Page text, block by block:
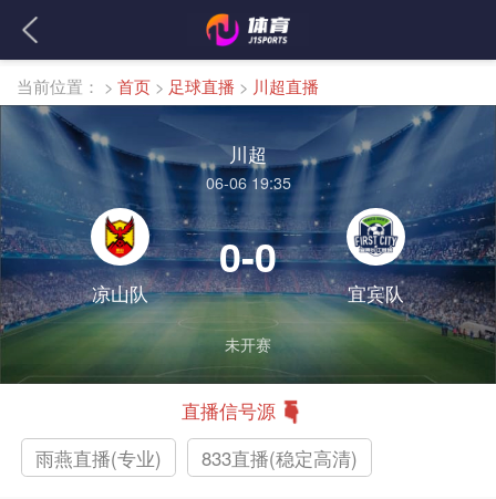
当前位置： > 首页 > 足球直播 > 川超直播
川超
06-06 19:35
凉山队
0-0
宜宾队
未开赛
直播信号源
雨燕直播(专业)
833直播(稳定高清)